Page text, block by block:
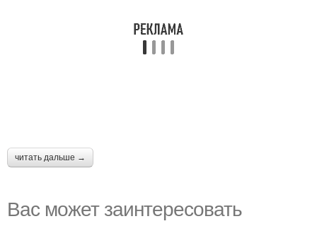
читать дальше →
Вас может заинтересовать